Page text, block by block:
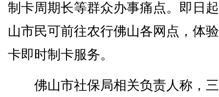
制卡周期长等群众办事痛点。即日
山市民可前往农行佛山各网点，体
卡即时制卡服务。
佛山市社保局相关负责人称，